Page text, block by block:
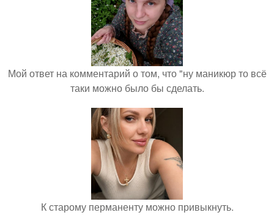
Мой ответ на комментарий о том, что "ну маникюр то всё
таки можно было бы сделать.
К старому перманенту можно привыкнуть.